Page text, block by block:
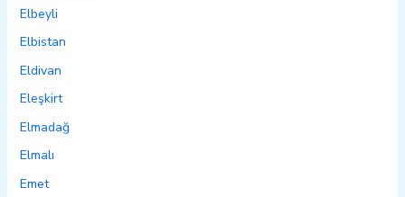
Elbeyli
Elbistan
Eldivan
Eleşkirt
Elmadağ
Elmalı
Emet